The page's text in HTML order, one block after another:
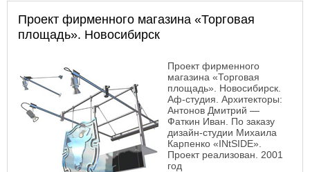
Проект фирменного магазина «Торговая
площадь». Новосибирск
Проект фирменного
магазина «Торговая
площадь». Новосибирск.
Аф-студия. Архитекторы:
Антонов Дмитрий —
Фаткин Иван. По заказу
дизайн-студии Михаила
Карпенко «INtSIDE».
Проект реализован. 2001
год